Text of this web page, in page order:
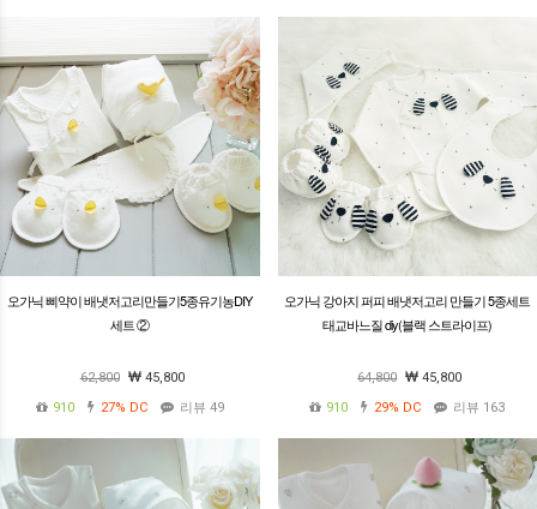
오가닉 삐약이 배냇저고리만들기5종유기농DIY
세트 ②
62,800
45,800
910
27% DC 리뷰 49
오가닉 강아지 퍼피 배냇저고리 만들기 5종세트
태교바느질 diy(블랙 스트라이프)
64,800
45,800
910
29% DC 리뷰 163